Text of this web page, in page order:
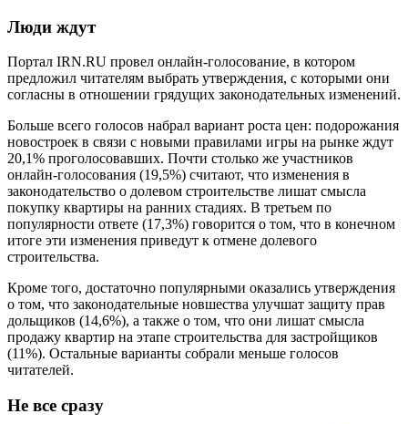
Люди ждут
Портал IRN.RU провел онлайн-голосование, в котором
предложил читателям выбрать утверждения, с которыми они
согласны в отношении грядущих законодательных изменений.
Больше всего голосов набрал вариант роста цен: подорожания
новостроек в связи с новыми правилами игры на рынке ждут
20,1% проголосовавших. Почти столько же участников
онлайн-голосования (19,5%) считают, что изменения в
законодательство о долевом строительстве лишат смысла
покупку квартиры на ранних стадиях. В третьем по
популярности ответе (17,3%) говорится о том, что в конечном
итоге эти изменения приведут к отмене долевого
строительства.
Кроме того, достаточно популярными оказались утверждения
о том, что законодательные новшества улучшат защиту прав
дольщиков (14,6%), а также о том, что они лишат смысла
продажу квартир на этапе строительства для застройщиков
(11%). Остальные варианты собрали меньше голосов
читателей.
Не все сразу